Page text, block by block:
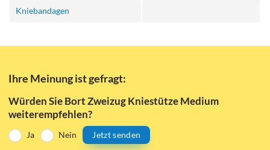
Kniebandagen
Ihre Meinung ist gefragt:
Würden Sie Bort Zweizug Kniestütze Medium
weiterempfehlen?
Ja Nein Jetzt senden